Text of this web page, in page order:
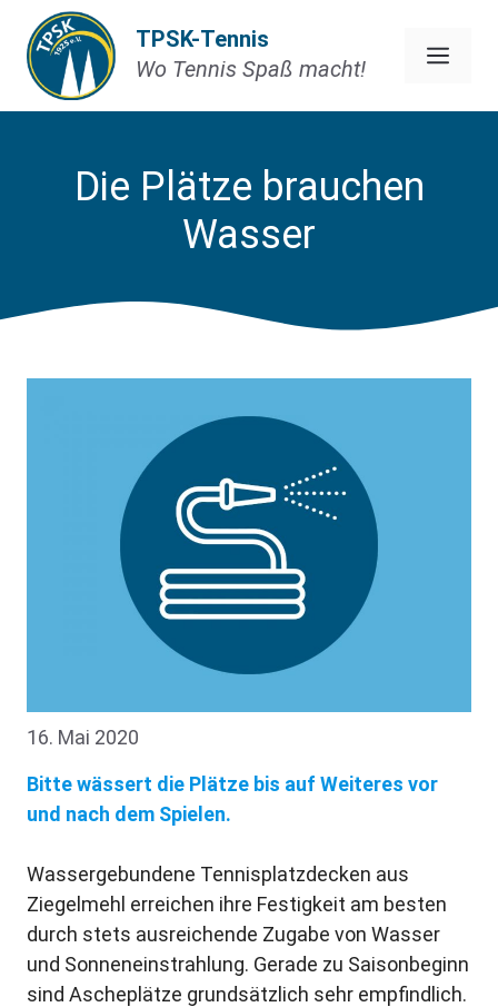
Inhalt
springen
TPSK-Tennis
Wo Tennis Spaß macht!
Die Plätze brauchen
Wasser
16. Mai 2020
Bitte wässert die Plätze bis auf Weiteres vor
und nach dem Spielen.
Wassergebundene Tennisplatzdecken aus
Ziegelmehl erreichen ihre Festigkeit am besten
durch stets ausreichende Zugabe von Wasser
und Sonneneinstrahlung. Gerade zu Saisonbeginn
sind Ascheplätze grundsätzlich sehr empfindlich.